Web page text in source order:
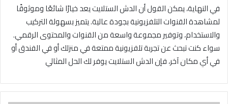
في النهاية، يمكن القول أن الدش الستلايت يعد خيارًا شائعًا وموثوقًا
لمشاهدة القنوات التلفزيونية بجودة عالية. يتميز بسهولة التركيب
والاستخدام، وتوفير مجموعة واسعة من القنوات والمحتوى الرقمي.
سواء كنت تبحث عن تجربة تلفزيونية ممتعة في منزلك أو في الفندق أو
في أي مكان آخر، فإن الدش الستلايت يوفر لك الحل المثالي